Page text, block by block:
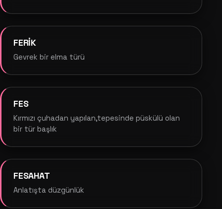
FERİK
Gevrek bir elma türü
FES
Kırmızı çuhadan yapılan,tepesinde püskülü olan
bir tür başlık
FESAHAT
Anlatışta düzgünlük